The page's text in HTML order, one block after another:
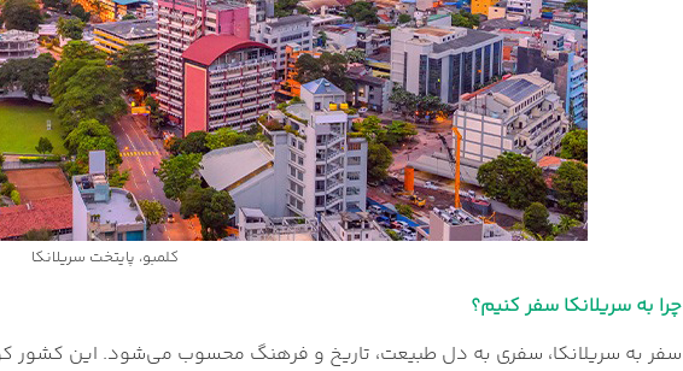
کلمبو، پایتخت سریلانکا
چرا به سریلانکا سفر کنیم؟
سفر به سریلانکا، سفری به دل طبیعت، تاریخ و فرهنگ محسوب می‌شود. این کشور